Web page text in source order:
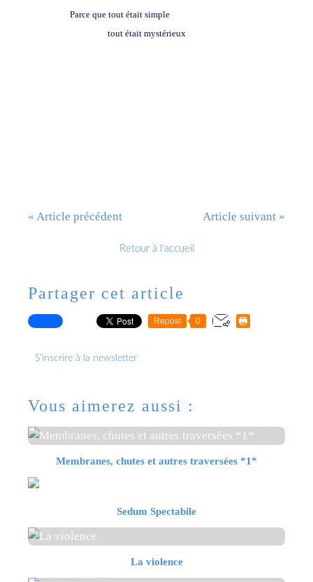
Parce que tout était simple
tout était mystérieux
« Article précédent Article suivant »
Retour à l'accueil
Partager cet article
Repost 0
S'inscrire à la newsletter
Vous aimerez aussi :
Membranes, chutes et autres traversées *1*
Sedum Spectabile
La violence